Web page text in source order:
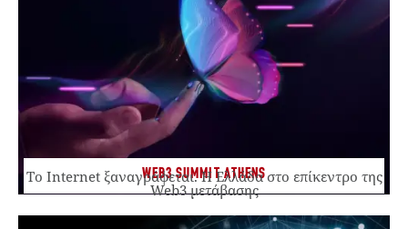
WEB3 SUMMIT ATHENS
Το Internet ξαναγράφεται. Η Ελλάδα στο επίκεντρο της
Web3 μετάβασης